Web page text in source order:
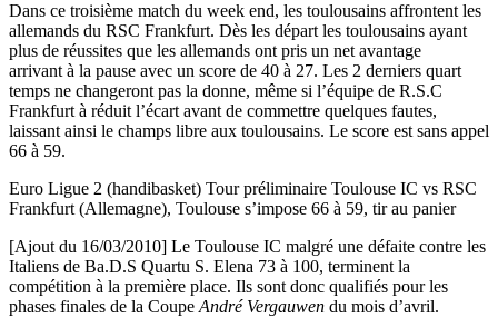
Dans ce troisième match du week end, les toulousains affrontent les
allemands du RSC Frankfurt. Dès les départ les toulousains ayant
plus de réussites que les allemands ont pris un net avantage
arrivant à la pause avec un score de 40 à 27. Les 2 derniers quart
temps ne changeront pas la donne, même si l’équipe de R.S.C
Frankfurt à réduit l’écart avant de commettre quelques fautes,
laissant ainsi le champs libre aux toulousains. Le score est sans appel
66 à 59.
Euro Ligue 2 (handibasket) Tour préliminaire Toulouse IC vs RSC
Frankfurt (Allemagne), Toulouse s’impose 66 à 59, tir au panier
[Ajout du 16/03/2010] Le Toulouse IC malgré une défaite contre les
Italiens de Ba.D.S Quartu S. Elena 73 à 100, terminent la
compétition à la première place. Ils sont donc qualifiés pour les
phases finales de la Coupe André Vergauwen du mois d’avril.